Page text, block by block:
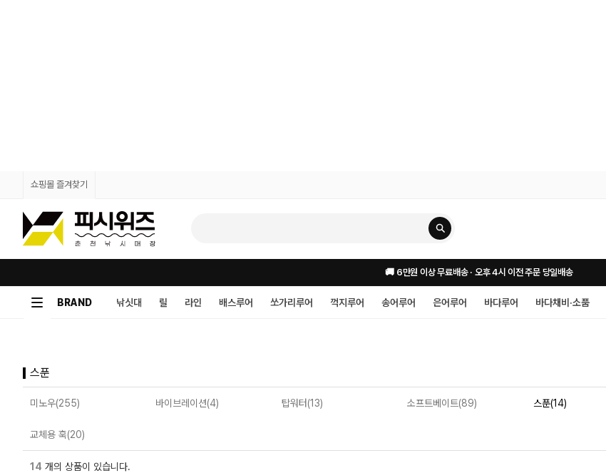
쇼핑몰 즐겨찾기
🚚 6만원 이상 무료배송 · 오후 4시 이전 주문 당일배송
BRAND 낚싯대 릴 라인 배스루어 쏘가리루어 꺽지루어 송어루어 은어루어 바다루어 바다채비·소품
스푼
미노우(255) 바이브레이션(4) 탑워터(13) 소프트베이트(89) 스푼(14)
교체용 훅(20)
14 개의 상품이 있습니다.